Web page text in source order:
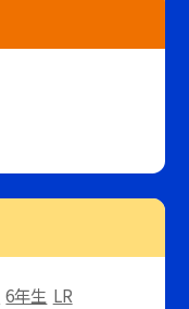
6年生 LR